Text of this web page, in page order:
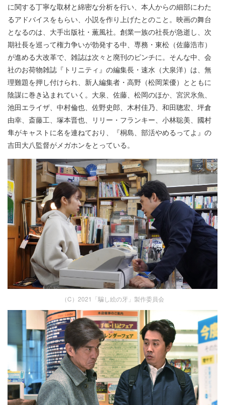
に関する丁寧な取材と綿密な分析を行い、本人からの細部にわた
るアドバイスをもらい、小説を作り上げたとのこと。映画の舞台
となるのは、大手出版社・薫風社。創業一族の社長が急逝し、次
期社長を巡って権力争いが勃発する中、専務・東松（佐藤浩市）
が進める大改革で、雑誌は次々と廃刊のピンチに。そんな中、会
社のお荷物雑誌『トリニティ』の編集長・速水（大泉洋）は、無
理難題を押し付けられ、新人編集者・高野（松岡茉優）とともに
陰謀に巻き込まれていく。大泉、佐藤、松岡のほか、宮沢氷魚、
池田エライザ、中村倫也、佐野史郎、木村佳乃、和田聰宏、坪倉
由幸、斎藤工、塚本晋也、リリー・フランキー、小林聡美、國村
隼がキャストに名を連ねており、『桐島、部活やめるってよ』の
吉田大八監督がメガホンをとっている。
（C）2021「騙し絵の牙」製作委員会